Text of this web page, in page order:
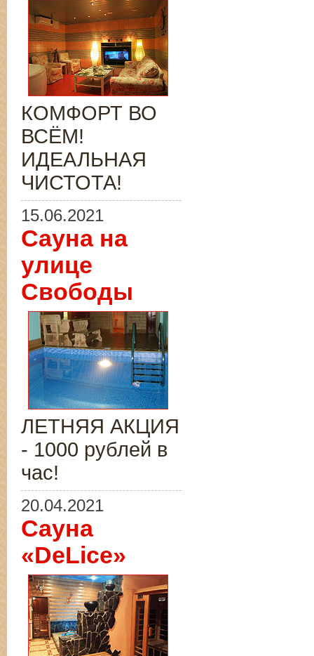
КОМФОРТ ВО
ВСЁМ!
ИДЕАЛЬНАЯ
ЧИСТОТА!
15.06.2021
Сауна на
улице
Свободы
ЛЕТНЯЯ АКЦИЯ
- 1000 рублей в
час!
20.04.2021
Сауна
«DeLice»